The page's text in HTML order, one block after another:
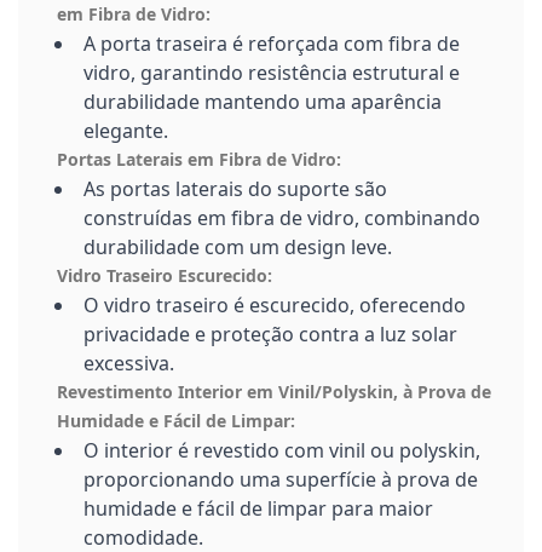
em Fibra de Vidro:
A porta traseira é reforçada com fibra de
vidro, garantindo resistência estrutural e
durabilidade mantendo uma aparência
elegante.
Portas Laterais em Fibra de Vidro:
As portas laterais do suporte são
construídas em fibra de vidro, combinando
durabilidade com um design leve.
Vidro Traseiro Escurecido:
O vidro traseiro é escurecido, oferecendo
privacidade e proteção contra a luz solar
excessiva.
Revestimento Interior em Vinil/Polyskin, à Prova de
Humidade e Fácil de Limpar:
O interior é revestido com vinil ou polyskin,
proporcionando uma superfície à prova de
humidade e fácil de limpar para maior
comodidade.